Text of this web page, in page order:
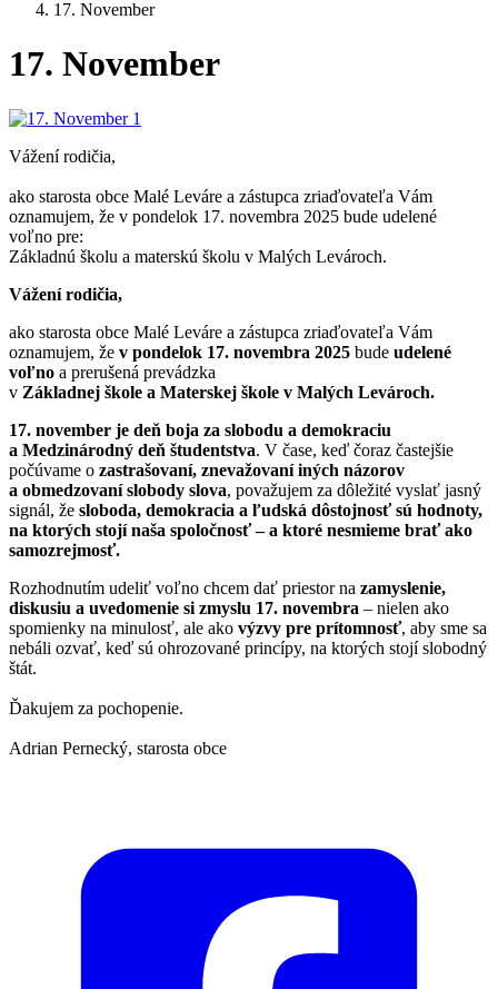
17. November
17. November
Vážení rodičia,
ako starosta obce Malé Leváre a zástupca zriaďovateľa Vám
oznamujem, že v pondelok 17. novembra 2025 bude udelené
voľno pre:
Základnú školu a materskú školu v Malých Levároch.
Vážení rodičia,
ako starosta obce Malé Leváre a zástupca zriaďovateľa Vám
oznamujem, že v pondelok 17. novembra 2025 bude udelené
voľno a prerušená prevádzka
v Základnej škole a Materskej škole v Malých Levároch.
17. november je deň boja za slobodu a demokraciu
a Medzinárodný deň študentstva. V čase, keď čoraz častejšie
počúvame o zastrašovaní, znevažovaní iných názorov
a obmedzovaní slobody slova, považujem za dôležité vyslať jasný
signál, že sloboda, demokracia a ľudská dôstojnosť sú hodnoty,
na ktorých stojí naša spoločnosť – a ktoré nesmieme brať ako
samozrejmosť.
Rozhodnutím udeliť voľno chcem dať priestor na zamyslenie,
diskusiu a uvedomenie si zmyslu 17. novembra – nielen ako
spomienky na minulosť, ale ako výzvy pre prítomnosť, aby sme sa
nebáli ozvať, keď sú ohrozované princípy, na ktorých stojí slobodný
štát.
Ďakujem za pochopenie.
Adrian Pernecký, starosta obce